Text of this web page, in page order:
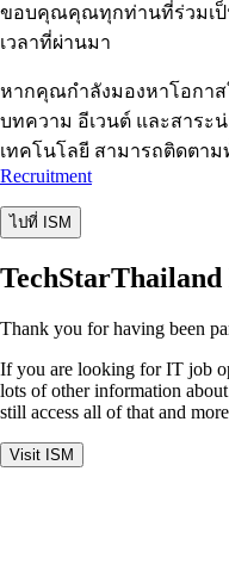
ขอบคุณคุณทุกท่านที่ร่วมเป็
เวลาที่ผ่านมา
หากคุณกำลังมองหาโอกา
บทความ อีเวนต์ และสาระ
เทคโนโลยี สามารถติดตา
Recruitment
ไปที่ ISM
Thank you for having been
If you are looking for IT job
lots of other information
still access all of that and
Visit ISM